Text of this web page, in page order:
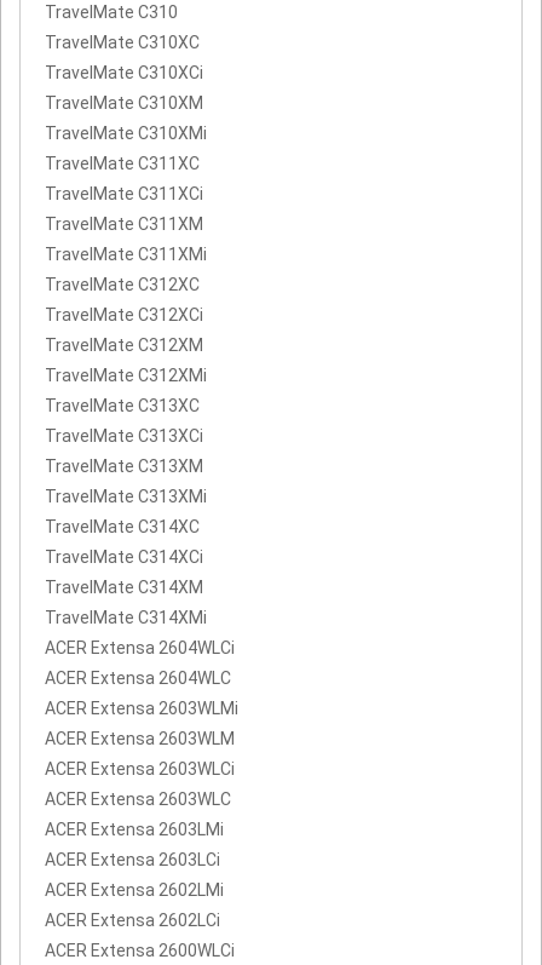
TravelMate C310
TravelMate C310XC
TravelMate C310XCi
TravelMate C310XM
TravelMate C310XMi
TravelMate C311XC
TravelMate C311XCi
TravelMate C311XM
TravelMate C311XMi
TravelMate C312XC
TravelMate C312XCi
TravelMate C312XM
TravelMate C312XMi
TravelMate C313XC
TravelMate C313XCi
TravelMate C313XM
TravelMate C313XMi
TravelMate C314XC
TravelMate C314XCi
TravelMate C314XM
TravelMate C314XMi
ACER Extensa 2604WLCi
ACER Extensa 2604WLC
ACER Extensa 2603WLMi
ACER Extensa 2603WLM
ACER Extensa 2603WLCi
ACER Extensa 2603WLC
ACER Extensa 2603LMi
ACER Extensa 2603LCi
ACER Extensa 2602LMi
ACER Extensa 2602LCi
ACER Extensa 2600WLCi